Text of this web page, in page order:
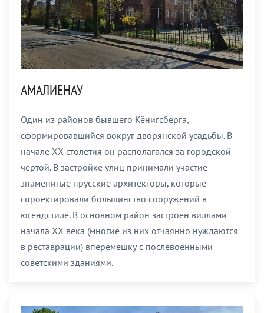
АМАЛИЕНАУ
Один из районов бывшего Кёнигсберга,
сформировавшийся вокруг дворянской усадьбы. В
начале XX столетия он располагался за городской
чертой. В застройке улиц принимали участие
знаменитые прусские архитекторы, которые
спроектировали большинство сооружений в
югендстиле. В основном район застроен виллами
начала XX века (многие из них отчаянно нуждаются
в реставрации) вперемешку с послевоенными
советскими зданиями.